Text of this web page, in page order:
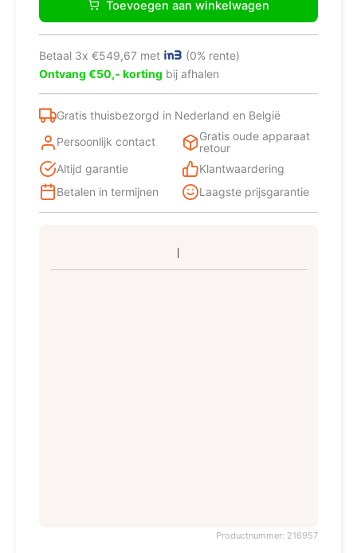
FLAME
Ingebouwd
88
cm
Gaskookplaat
4
zone(s)
PRF0147740A
aantal
Toevoegen aan winkelwagen
Betaal 3x €549,67 met
(0% rente)
Ontvang €50,- korting bij afhalen
Gratis thuisbezorgd in Nederland en België
Persoonlijk contact
Gratis oude apparaat
retour
Altijd garantie
Klantwaardering
Betalen in termijnen
Laagste prijsgarantie
Productnummer: 216957